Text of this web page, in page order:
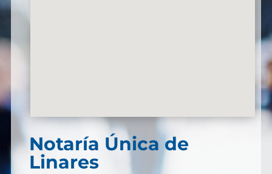
Notaría Única de
Linares